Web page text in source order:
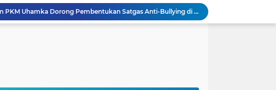
Tim Dosen PKM Uhamka Dorong Pembentukan Satgas Anti-Bullying di Kalangan Remaja
Rektor Uhamka Minta Dekan Baru Perkuat Akreditasi, SDM, dan Pengembangan FK